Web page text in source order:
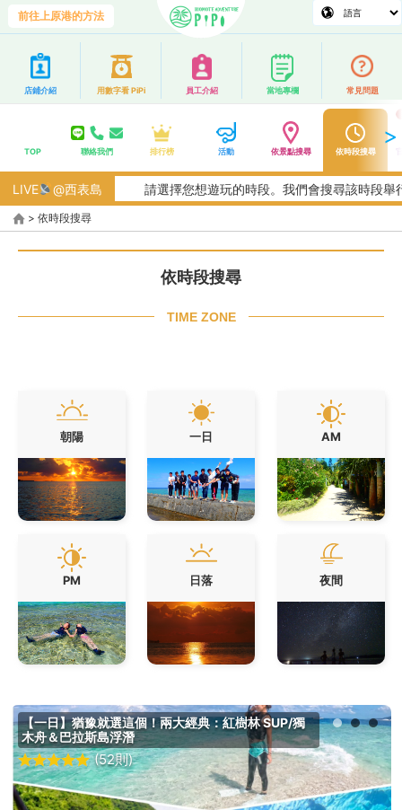
前往上原港的方法
店鋪介紹 用數字看 PiPi 員工介紹 當地專欄 常見問題
TOP 聯絡我們 排行榜 活動 依景點搜尋 依時段搜尋
LIVE @西表島請選擇您想遊玩的時段。我們會搜尋該時段舉行的行程
> 依時段搜尋
依時段搜尋
TIME ZONE
朝陽 一日 AM
PM 日落 夜間
【一日】猶豫就選這個！兩大經典：紅樹林 SUP/獨
木舟＆巴拉斯島浮潛
(52則)